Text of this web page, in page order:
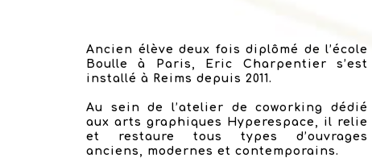
Ancien élève deux fois diplômé de l’école
Boulle à Paris, Eric Charpentier s’est
installé à Reims depuis 2011.
Au sein de l’atelier de coworking dédié
aux arts graphiques Hyperespace, il relie
et restaure tous types d’ouvrages
anciens, modernes et contemporains.